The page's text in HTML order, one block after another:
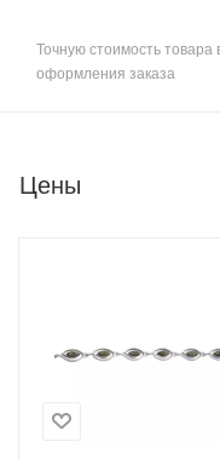
Точную стоимость
оформления заказа
Цены